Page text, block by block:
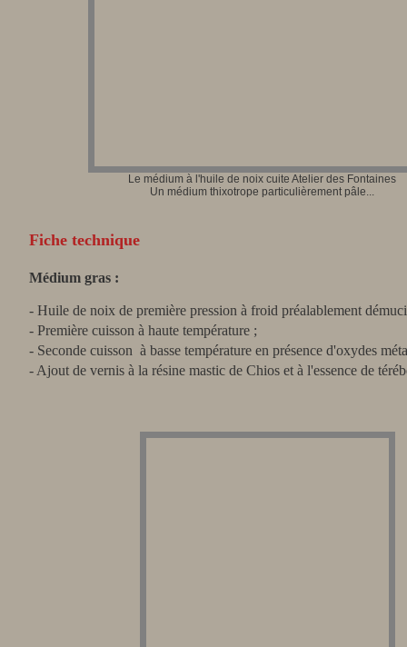
Le médium à l'huile de noix cuite Atelier des Fontaines
Un médium thixotrope particulièrement pâle...
Fiche technique
Médium gras :
- Huile de noix de première pression à froid préalablement
- Première cuisson à haute température ;
- Seconde cuisson à basse température en présence d'oxydes
- Ajout de vernis à la résine mastic de Chios et à l'essence de